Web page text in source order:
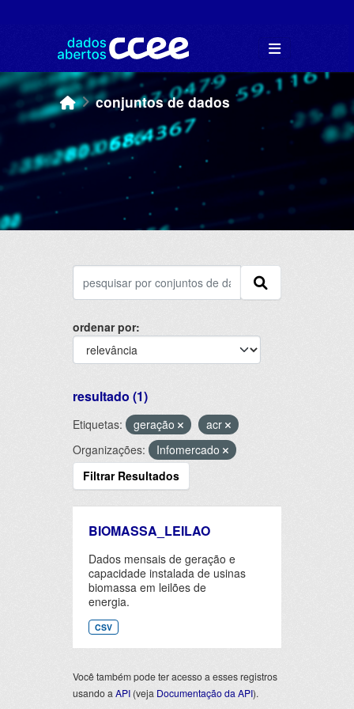
conjuntos de dados
ordenar por
resultado (1)
Etiquetas: geração
acr
Organizações:
Infomercado
Filtrar Resultados
BIOMASSA_LEILAO
Dados mensais de geração e
capacidade instalada de usinas
biomassa em leilões de
energia.
CSV
Você também pode ter acesso a esses registros
usando a API (veja Documentação da API).